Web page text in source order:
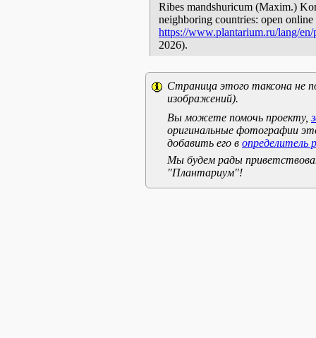
Ribes mandshuricum (Maxim.)
neighboring countries: open
https://www.plantarium.ru/lang/
2026).
Страница этого таксона не
изображений).
Вы можете помочь проекту,
оригинальные фотографии
добавить его в определитель
Мы будем рады
"Плантариум"!